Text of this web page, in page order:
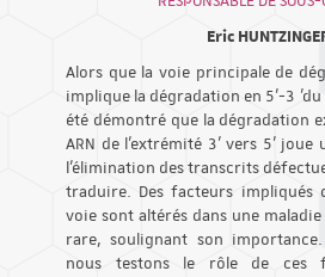
Eric
Alors que la voie principale de
implique la dégradation en 5’-3 ’du
été démontré que la dégradation
ARN de l’extrémité 3’ vers 5’
l’élimination des transcrits
traduire. Des facteurs impliqués
voie sont altérés dans une
rare, soulignant son
nous testons le rôle de ces